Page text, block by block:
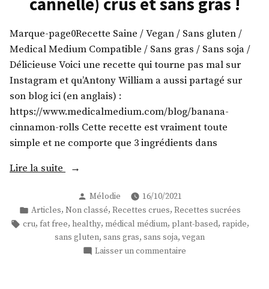
de
terre
!
Marque-page0Recette Saine / Vegan / Sans gluten /
Medical Medium Compatible / Sans gras / Sans soja /
Délicieuse Voici une recette qui tourne pas mal sur
Instagram et qu’Antony William a aussi partagé sur
son blog ici (en anglais) :
https://www.medicalmedium.com/blog/banana-
cinnamon-rolls Cette recette est vraiment toute
simple et ne comporte que 3 ingrédients dans
Lire la suite « Cinnamon
(Roulés
à
la
cannelle)
Publié
par
Mélodie
16/10/2021
Publié
dans
Articles, Non classé, Recettes crues, Recettes sucrées
Étiquettes :
cru, fat free, healthy, médical médium, plant-based, rapide,
sans gluten, sans gras, sans soja, vegan
Laisser un commentaire